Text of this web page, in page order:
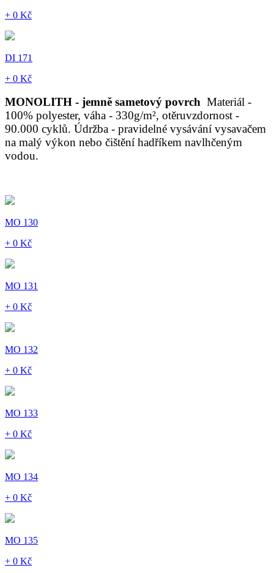
+ 0 Kč
DI 171
+ 0 Kč
MONOLITH - jemně sametový povrch Materiál -
100% polyester, váha - 330g/m², otěruvzdornost -
90.000 cyklů. Údržba - pravidelné vysávání vysavačem
na malý výkon nebo čištění hadříkem navlhčeným
vodou.
MO 130
+ 0 Kč
MO 131
+ 0 Kč
MO 132
+ 0 Kč
MO 133
+ 0 Kč
MO 134
+ 0 Kč
MO 135
+ 0 Kč